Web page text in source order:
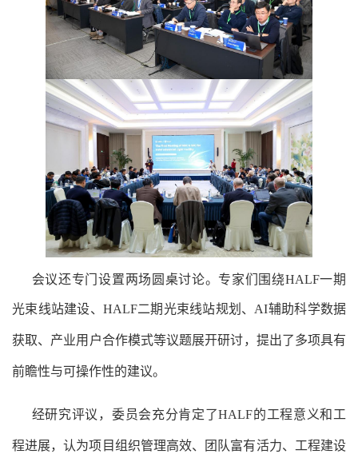
会议还专门设置两场圆桌讨论。专家们围绕HALF一期
光束线站建设、 HALF二期光束线站规划 、AI辅助科学数据
获取、 产业用户合作模式等议题展开研讨， 提出了多项具有
前瞻性与可操作性的建议。
经研究评议 ，委员会充分肯定了HALF的工程意义和工
程进展，认为项目组织管理高效、 团队富有活力、工程建设